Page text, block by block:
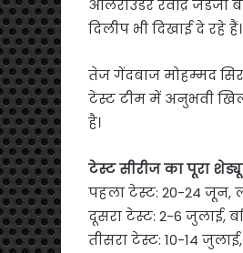
ऑलराउंडर रवींद्र
दिलीप भी दिखाई दे रहे
तेज गेंदबाज मोहम्मद
टेस्ट टीम में अनुभवी
है।
टेस्ट सीरीज का पूरा
पहला टेस्ट: 20-24 जून,
दूसरा टेस्ट: 2-6 जुलाई,
तीसरा टेस्ट: 10-14 जुलाई,